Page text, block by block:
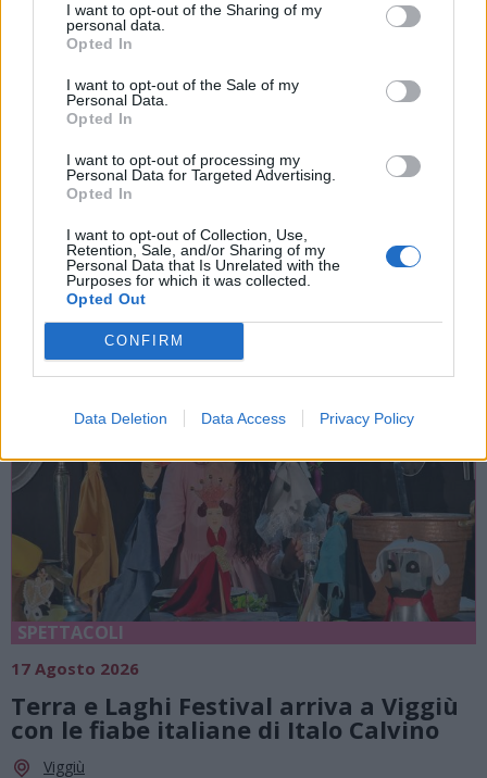
I want to opt-out of the Sharing of my
personal data.
Opted In
I want to opt-out of the Sale of my
Personal Data.
Opted In
I want to opt-out of processing my
Personal Data for Targeted Advertising.
Opted In
I want to opt-out of Collection, Use,
Retention, Sale, and/or Sharing of my
Personal Data that Is Unrelated with the
Purposes for which it was collected.
Opted Out
CONFIRM
Data Deletion Data Access Privacy Policy
SPETTACOLI
18 Agosto 2026
Terra e Laghi Festival porta a Baveno
lo spettacolo sulle le fiabe di Italo
Calvino
Lungolago Di Piazza IV Novembre, Baveno
SPETTACOLI
17 Agosto 2026
Terra e Laghi Festival arriva a Viggiù
con le fiabe italiane di Italo Calvino
Viggiù